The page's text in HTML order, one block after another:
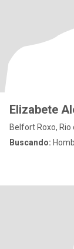
Elizabete
Belfort Roxo, Rio
Buscando: